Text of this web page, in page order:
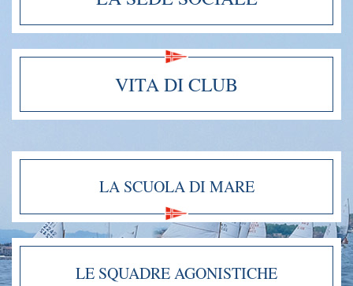
VITA DI CLUB
LA SCUOLA DI MARE
LE SQUADRE AGONISTICHE